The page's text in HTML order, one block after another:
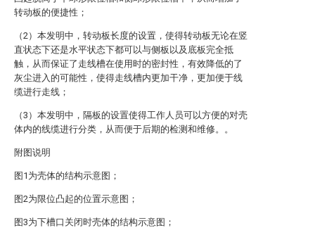
转动板的便捷性；
（2）本发明中，转动板长度的设置，使得转动板无论在竖
直状态下还是水平状态下都可以与侧板以及底板完全抵
触，从而保证了走线槽在使用时的密封性，有效降低的了
灰尘进入的可能性，使得走线槽内更加干净，更加便于线
缆进行走线；
（3）本发明中，隔板的设置使得工作人员可以方便的对壳
体内的线缆进行分类，从而便于后期的检测和维修。。
附图说明
图1为壳体的结构示意图；
图2为限位凸起的位置示意图；
图3为下槽口关闭时壳体的结构示意图；